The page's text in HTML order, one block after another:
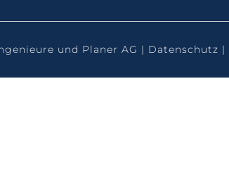
und Planer AG | Datenschutz |